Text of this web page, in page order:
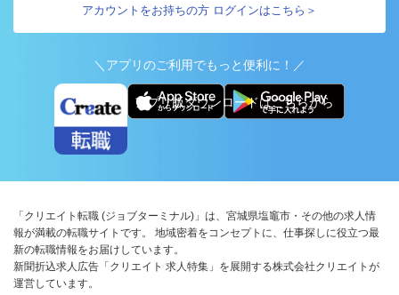
アカウントをお持ちの方 ログインはこちら＞
＼アプリのご利用でもっと便利に！／
アプリ版ダウンロードはこちらから
「クリエイト転職 (ジョブターミナル)」は、宮城県塩竈市・その他の求人情
報が満載の転職サイトです。 地域密着をコンセプトに、仕事探しに役立つ最
新の転職情報をお届けしています。
新聞折込求人広告「クリエイト 求人特集」を展開する株式会社クリエイトが
運営しています。